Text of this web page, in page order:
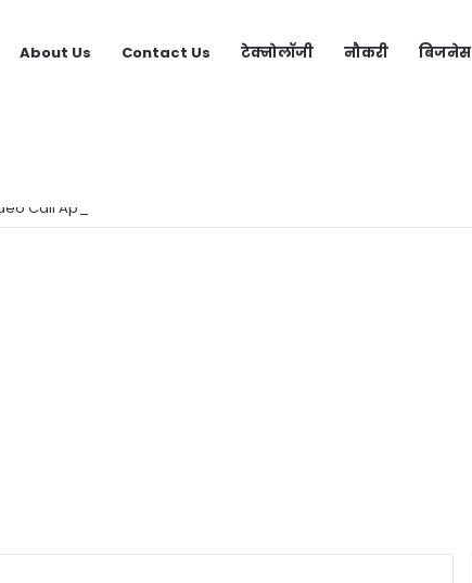
About Us Contact Us टेक्नोलॉजी नौकरी बिजनेस
Call App | लड़कियों से बात करने वाला ऐप